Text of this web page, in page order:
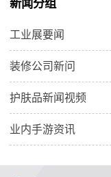
新闻分组
工业展要闻
装修公司新问
护肤品新闻视频
业内手游资讯